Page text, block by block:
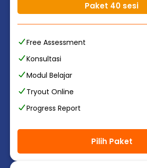
Paket 40 sesi
Free Assessment
Konsultasi
Modul Belajar
Tryout Online
Progress Report
Pilih Paket